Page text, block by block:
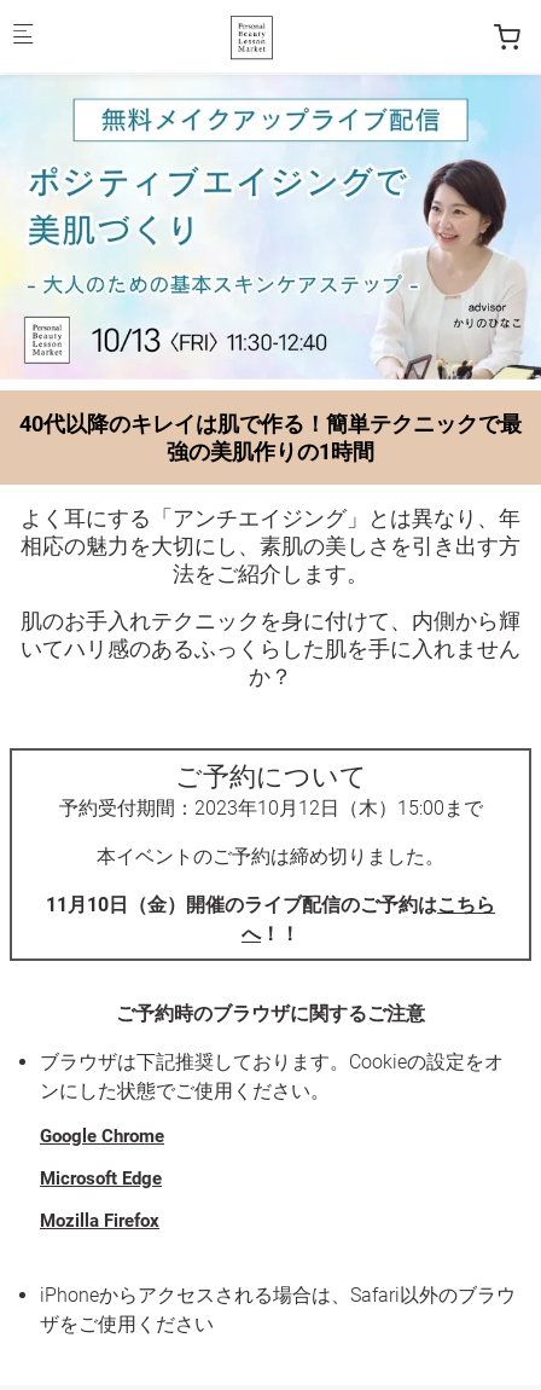
40代以降のキレイは肌で作る！簡単テクニックで最
強の美肌作りの1時間
よく耳にする「アンチエイジング」とは異なり、年
相応の魅力を大切にし、素肌の美しさを引き出す方
法をご紹介します。
肌のお手入れテクニックを身に付けて、内側から輝
いてハリ感のあるふっくらした肌を手に入れません
か？
ご予約について
予約受付期間：2023年10月12日（木）15:00まで
本イベントのご予約は締め切りました。
11月10日（金）開催のライブ配信のご予約はこちら
へ！！
ご予約時のブラウザに関するご注意
ブラウザは下記推奨しております。Cookieの設定をオ
ンにした状態でご使用ください。
Google Chrome
Microsoft Edge
Mozilla Firefox
iPhoneからアクセスされる場合は、Safari以外のブラウ
ザをご使用ください